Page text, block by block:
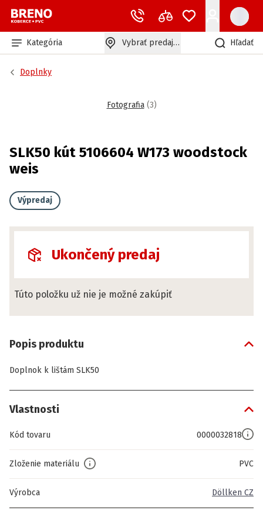
Kategória Vybrať predajňu Hľadať
Doplnky
Fotografia (3)
SLK50 kút 5106604 W173 woodstock
weis
Výpredaj
Ukončený predaj
Túto položku už nie je možné zakúpiť
Popis produktu
Doplnok k lištám SLK50
Vlastnosti
Kód tovaru 0000032818
Zloženie materiálu PVC
Výrobca Döllken CZ